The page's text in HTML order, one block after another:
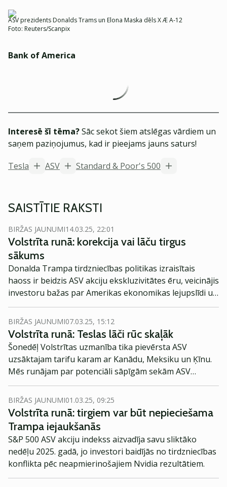
ASV prezidents Donalds Trams un Elona Maska dēls X Æ A-12
Foto: Reuters/Scanpix
Bank of America
Interesē šī tēma?Sāc sekot šiem atslēgas vārdiem un
saņem paziņojumus, kad ir pieejams jauns saturs!
Tesla
ASV Standard & Poor's 500
SAISTĪTIE RAKSTI
BIRŽAS JAUNUMI14.03.25, 22:01
Volstrīta runā: korekcija vai lāču tirgus
sākums
Donalda Trampa tirdzniecības politikas izraisītais
haoss ir beidzis ASV akciju ekskluzivitātes ēru, veicinājis
investoru bažas par Amerikas ekonomikas lejupslīdi un
piespiedis Volstrītas bankas pārskatīt savas
prognozes.
BIRŽAS JAUNUMI07.03.25, 15:12
Volstrīta runā: Teslas lāči rūc skaļāk
Šonedēļ Volstrītas uzmanība tika pievērsta ASV
uzsāktajam tarifu karam ar Kanādu, Meksiku un Ķīnu.
Mēs runājam par potenciāli sāpīgām sekām ASV
dolāram un ekonomikai. Tomēr Elons Masks un Tesla,
kuru akciju cena kritās, nav aizmirsti.
BIRŽAS JAUNUMI01.03.25, 09:25
Volstrīta runā: tirgiem var būt nepieciešama
Trampa iejaukšanās
S&P 500 ASV akciju indekss aizvadīja savu sliktāko
nedēļu 2025. gadā, jo investori baidījās no tirdzniecības
konflikta pēc neapmierinošajiem Nvidia rezultātiem.